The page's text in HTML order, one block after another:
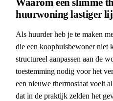
Waarom een slimme
huurwoning lastiger
Als huurder heb je te maken
die een koophuisbewoner niet
structureel aanpassen aan de
toestemming nodig voor het
een nieuwe thermostaat voelt
dat in de praktijk zelden het